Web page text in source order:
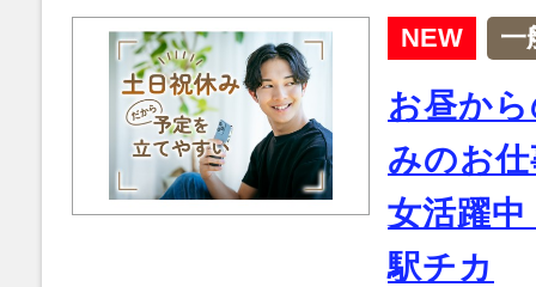
NEW 一
お昼か
みのお
女活躍
駅チカ